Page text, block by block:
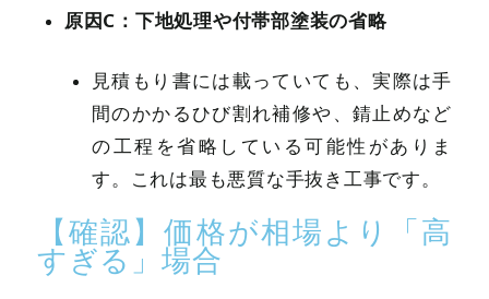
原因C：下地処理や付帯部塗装の省略
見積もり書には載っていても、実際は手
間のかかるひび割れ補修や、錆止めなど
の工程を省略している可能性がありま
す。これは最も悪質な手抜き工事です。
【確認】価格が相場より「高
すぎる」場合